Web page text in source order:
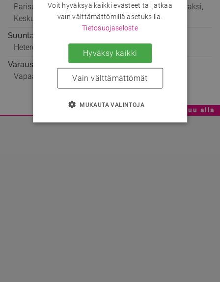
Parisuhteeseen, Seikkailuun, Ystäväksi, Matkaseuraksi,
Keskusteluun
Suuntautuminen
Hetero
Varaustilanne
Vapaa
Mainoskatko - Sisältö jatkuu alla
Voit hyväksyä kaikki evästeet tai jatkaa
vain välttämättömillä asetuksilla.
Tietosuojaseloste
Hyväksy kaikki
Vain välttämättömät
MUKAUTA VALINTOJA